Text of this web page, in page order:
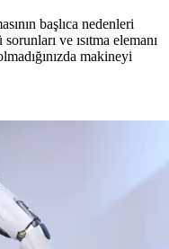
başlıca nedenleri
ve ısıtma elemanı
makineyi